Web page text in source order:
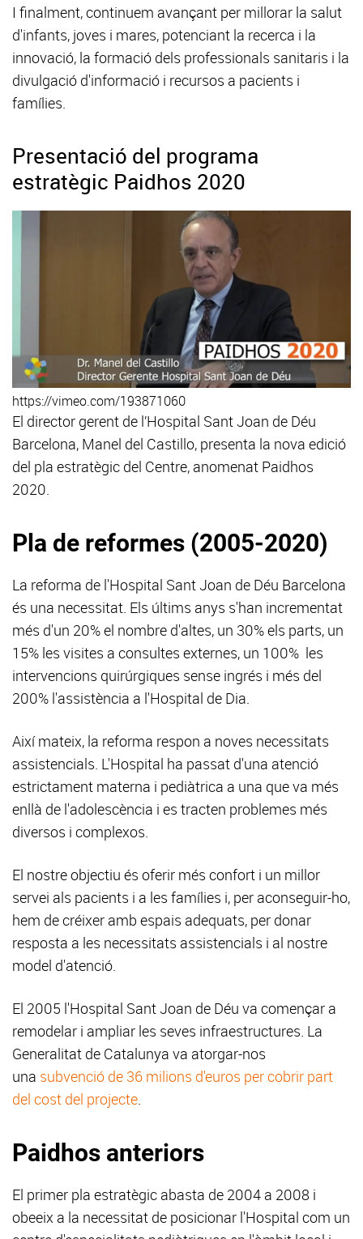
I finalment, continuem avançant per millorar la salut
d'infants, joves i mares, potenciant la recerca i la
innovació, la formació dels professionals sanitaris i la
divulgació d'informació i recursos a pacients i
famílies.
Presentació del programa
estratègic Paidhos 2020
https://vimeo.com/193871060
El director gerent de l’Hospital Sant Joan de Déu
Barcelona, Manel del Castillo, presenta la nova edició
del pla estratègic del Centre, anomenat Paidhos
2020.
Pla de reformes (2005-2020)
La reforma de l'Hospital Sant Joan de Déu Barcelona
és una necessitat. Els últims anys s'han incrementat
més d'un 20% el nombre d'altes, un 30% els parts, un
15% les visites a consultes externes, un 100% les
intervencions quirúrgiques sense ingrés i més del
200% l'assistència a l'Hospital de Dia.
Així mateix, la reforma respon a noves necessitats
assistencials. L'Hospital ha passat d'una atenció
estrictament materna i pediàtrica a una que va més
enllà de l'adolescència i es tracten problemes més
diversos i complexos.
El nostre objectiu és oferir més confort i un millor
servei als pacients i a les famílies i, per aconseguir-ho,
hem de créixer amb espais adequats, per donar
resposta a les necessitats assistencials i al nostre
model d'atenció.
El 2005 l'Hospital Sant Joan de Déu va començar a
remodelar i ampliar les seves infraestructures. La
Generalitat de Catalunya va atorgar-nos
una subvenció de 36 milions d'euros per cobrir part
del cost del projecte.
Paidhos anteriors
El primer pla estratègic abasta de 2004 a 2008 i
obeeix a la necessitat de posicionar l'Hospital com un